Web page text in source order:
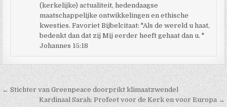
(kerkelijke) actualiteit, hedendaagse
maatschappelijke ontwikkelingen en ethische
kwesties. Favoriet Bijbelcitaat: "Als de wereld u haat,
bedenkt dan dat zij Mij eerder heeft gehaat dan u. "
Johannes 15:18
Berichtnavigatie
← Stichter van Greenpeace doorprikt klimaatzwendel
Kardinaal Sarah: Profeet voor de Kerk en voor Europa →